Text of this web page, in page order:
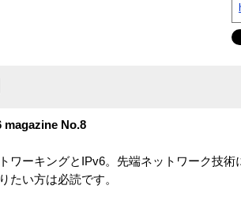
magazine No.8
ワーキングとIPv6。先端ネットワーク技術
たい方は必読です。